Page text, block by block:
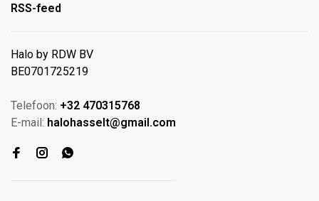
RSS-feed
Halo by RDW BV
BE0701725219
Telefoon: +32 470315768
E-mail: halohasselt@gmail.com